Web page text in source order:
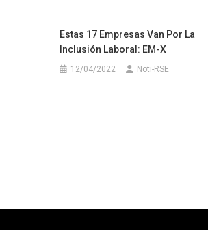
Estas 17 Empresas Van Por La
Inclusión Laboral: EM-X
12/04/2022 Noti-RSE